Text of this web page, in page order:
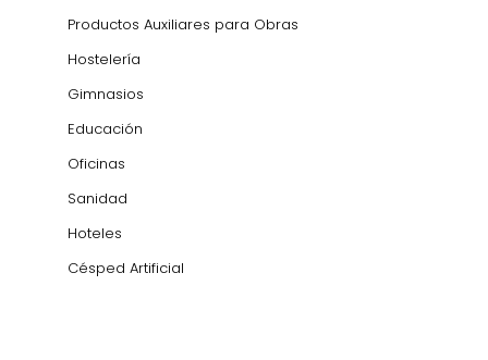
Productos Auxiliares para Obras
Hostelería
Gimnasios
Educación
Oficinas
Sanidad
Hoteles
Césped Artificial